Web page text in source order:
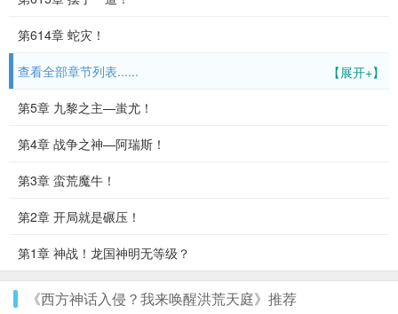
第614章 蛇灾！
【展开+】
查看全部章节列表......
第5章 九黎之主—蚩尤！
第4章 战争之神—阿瑞斯！
第3章 蛮荒魔牛！
第2章 开局就是碾压！
第1章 神战！龙国神明无等级？
《西方神话入侵？我来唤醒洪荒天庭》推荐